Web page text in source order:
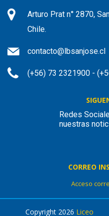
Arturo Prat n° 2870,
Chile.
contacto@lbsanjose.cl
(+56) 73 2321900 -
Redes
nuestras
CORREO
Acceso
Copyright 2026 Liceo